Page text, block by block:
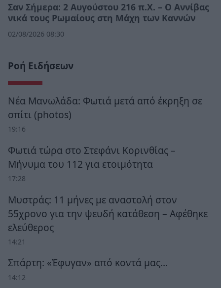
Σαν Σήμερα: 2 Αυγούστου 216 π.Χ. – Ο Αννίβας
νικά τους Ρωμαίους στη Μάχη των Καννών
02/08/2026 08:30
Ροή Ειδήσεων
Νέα Μανωλάδα: Φωτιά μετά από έκρηξη σε
σπίτι (photos)
19:16
Φωτιά τώρα στο Στεφάνι Κορινθίας –
Μήνυμα του 112 για ετοιμότητα
17:28
Μυστράς: 11 μήνες με αναστολή στον
55χρονο για την ψευδή κατάθεση – Αφέθηκε
ελεύθερος
14:21
Σπάρτη: «Έφυγαν» από κοντά μας…
14:12